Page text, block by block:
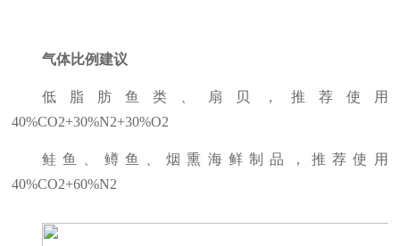
气体比例建议
低脂肪鱼类、扇贝，推荐使用
40%CO2+30%N2+30%O2
鲑鱼、鳟鱼、烟熏海鲜制品，推荐使用
40%CO2+60%N2